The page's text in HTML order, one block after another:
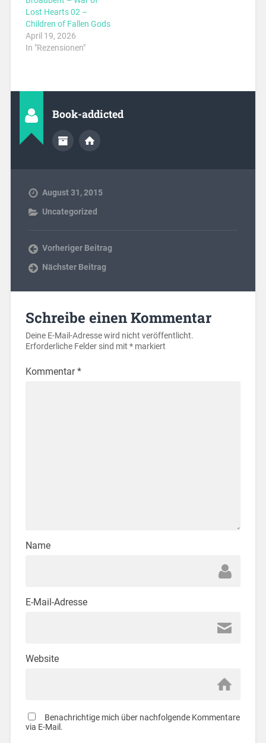
Lost Hearts 02 –
Children of Fallen Gods
April 19, 2026
In "Rezensionen"
Book-addicted
August 31, 2015
Uncategorized
Vorheriger Beitrag
Nächster Beitrag
Schreibe einen Kommentar
Deine E-Mail-Adresse wird nicht veröffentlicht.
Erforderliche Felder sind mit *markiert
Kommentar*
Name
E-Mail-Adresse
Website
Benachrichtige mich über nachfolgende Kommentare
via E-Mail.